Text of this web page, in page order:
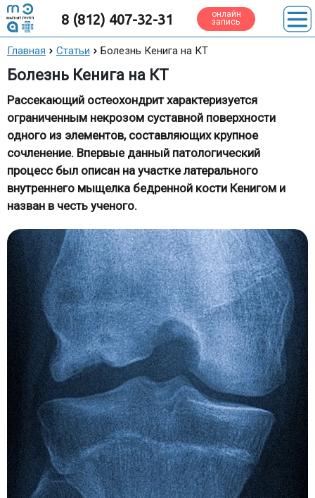
8 (812) 407-32-31 онлайн
запись
Главная Статьи Болезнь Кенига на КТ
Болезнь Кенига на КТ
Рассекающий остеохондрит характеризуется
ограниченным некрозом суставной поверхности
одного из элементов, составляющих крупное
сочленение. Впервые данный патологический
процесс был описан на участке латерального
внутреннего мыщелка бедренной кости Кенигом и
назван в честь ученого.